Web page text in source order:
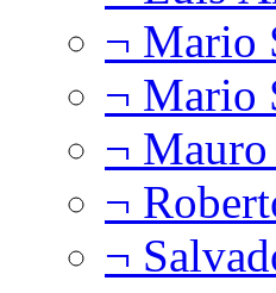
¬ Mario
¬ Mario
¬
¬
¬